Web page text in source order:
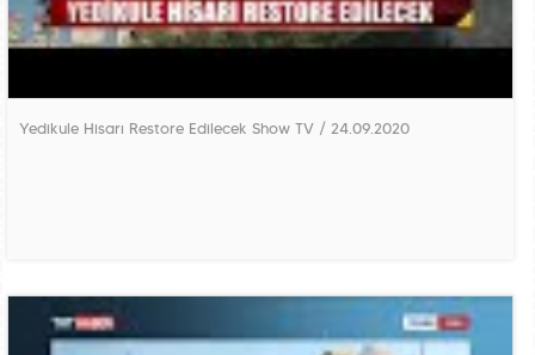
Yedikule Hisarı Restore Edilecek Show TV / 24.09.2020